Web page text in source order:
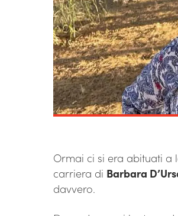
Ormai ci si era abituati a
carriera di Barbara
davvero.